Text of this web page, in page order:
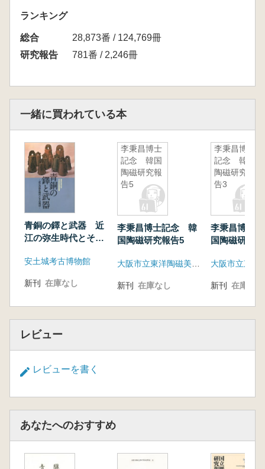
ランキング
総合
28,873番 / 124,769冊
研究報告
781番 / 2,246冊
一緒に買われている本
青銅の鐸と武器 近
江の弥生時代とその
安土城考古博物館
新刊 在庫なし
李秉昌博士
記念 韓国
陶磁研究報
告5
李秉昌博士記念 韓
国陶磁研究報告5
新刊 在庫なし
李秉昌博士
記念 韓国
陶磁研究報
告3
李秉昌博士
国陶磁研究
新刊 在庫なし
レビュー
レビューを書く
あなたへのおすすめ